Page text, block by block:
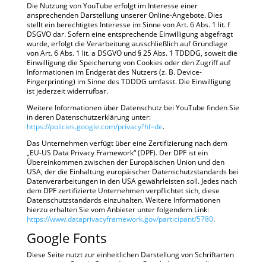
Die Nutzung von YouTube erfolgt im Interesse einer
ansprechenden Darstellung unserer Online-Angebote. Dies
stellt ein berechtigtes Interesse im Sinne von Art. 6 Abs. 1 lit. f
DSGVO dar. Sofern eine entsprechende Einwilligung abgefragt
wurde, erfolgt die Verarbeitung ausschließlich auf Grundlage
von Art. 6 Abs. 1 lit. a DSGVO und § 25 Abs. 1 TDDDG, soweit die
Einwilligung die Speicherung von Cookies oder den Zugriff auf
Informationen im Endgerät des Nutzers (z. B. Device-
Fingerprinting) im Sinne des TDDDG umfasst. Die Einwilligung
ist jederzeit widerrufbar.
Weitere Informationen über Datenschutz bei YouTube finden Sie
in deren Datenschutzerklärung unter:
https://policies.google.com/privacy?hl=de.
Das Unternehmen verfügt über eine Zertifizierung nach dem
„EU-US Data Privacy Framework“ (DPF). Der DPF ist ein
Übereinkommen zwischen der Europäischen Union und den
USA, der die Einhaltung europäischer Datenschutzstandards bei
Datenverarbeitungen in den USA gewährleisten soll. Jedes nach
dem DPF zertifizierte Unternehmen verpflichtet sich, diese
Datenschutzstandards einzuhalten. Weitere Informationen
hierzu erhalten Sie vom Anbieter unter folgendem Link:
https://www.dataprivacyframework.gov/participant/5780.
Google Fonts
Diese Seite nutzt zur einheitlichen Darstellung von Schriftarten